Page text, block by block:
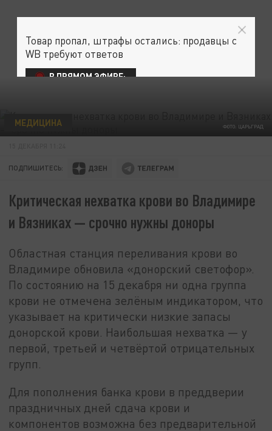
ФОТО: ЦАРЬГРАД
МЕДИЦИНА
ПОДПИШИТЕСЬ:
Критическая нехватка крови во Владимире
и Вязниках — срочно нужны доноры
Областная станция переливания крови во
Владимире обновила «донорский светофор».
По состоянию на 15 декабря ни одна группа
крови не отмечена зелёным индикатором, что
указывает на критически низкие запасы
донорской крови. Наибольшая нехватка — у
первой, третьей и четвёртой отрицательных
групп.
Для пополнения банка крови в преддверии
праздничных дней сдача крови и
компонентов возможна без предварительной
Товар пропал, штрафы остались: продавцы с
WB требуют ответов
В ПРЯМОМ ЭФИРЕ: